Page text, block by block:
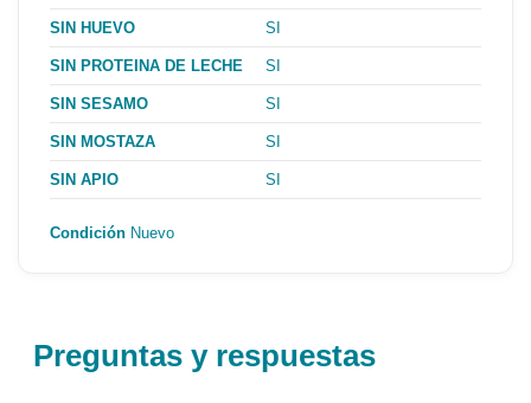
SIN HUEVO SI
SIN PROTEINA DE LECHE SI
SIN SESAMO SI
SIN MOSTAZA SI
SIN APIO SI
Condición Nuevo
Preguntas y respuestas